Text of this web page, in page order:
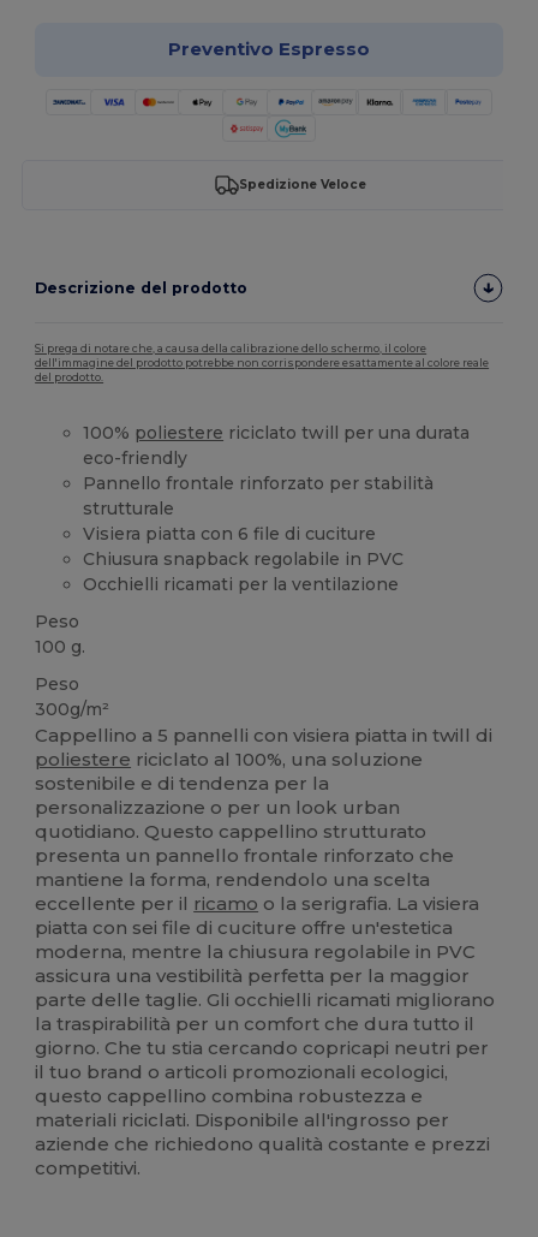
Preventivo Espresso
Spedizione Veloce
Descrizione del prodotto
Si prega di notare che, a causa della calibrazione dello schermo, il colore
dell'immagine del prodotto potrebbe non corrispondere esattamente al colore reale
del prodotto.
100% poliestere riciclato twill per una durata
eco-friendly
Pannello frontale rinforzato per stabilità
strutturale
Visiera piatta con 6 file di cuciture
Chiusura snapback regolabile in PVC
Occhielli ricamati per la ventilazione
Peso
100 g.
Peso
300g/m²
Cappellino a 5 pannelli con visiera piatta in twill di
poliestere riciclato al 100%, una soluzione
sostenibile e di tendenza per la
personalizzazione o per un look urban
quotidiano. Questo cappellino strutturato
presenta un pannello frontale rinforzato che
mantiene la forma, rendendolo una scelta
eccellente per il ricamo o la serigrafia. La visiera
piatta con sei file di cuciture offre un'estetica
moderna, mentre la chiusura regolabile in PVC
assicura una vestibilità perfetta per la maggior
parte delle taglie. Gli occhielli ricamati migliorano
la traspirabilità per un comfort che dura tutto il
giorno. Che tu stia cercando copricapi neutri per
il tuo brand o articoli promozionali ecologici,
questo cappellino combina robustezza e
materiali riciclati. Disponibile all'ingrosso per
aziende che richiedono qualità costante e prezzi
competitivi.